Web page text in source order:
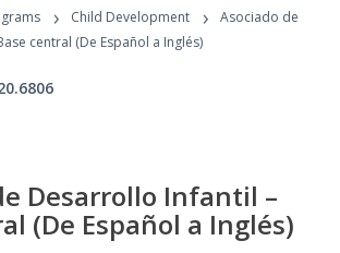
Programs
› Child Development ›
Asociado de
central (De Español a Inglés)
Desarrollo Infantil –
(De Español a Inglés)